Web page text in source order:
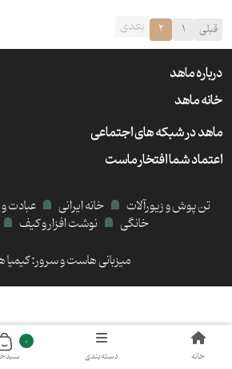
قبلی 1
2 بعدی
درباره ماهد
خانه ماهد
ماهد در شبکه های اجتماعی
اعتماد شما افتخار ماست
تن پوش و زیورآلات خانه ایرانی عبادت
خانگی
نوشت افزار و کیف
میزبانی هاست و سرور:
خانه دسته‌بندی
0